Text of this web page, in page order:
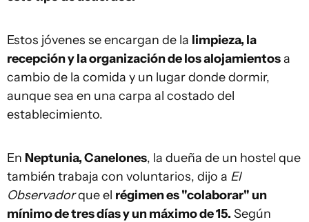
Estos jóvenes se encargan de la limpieza, la
recepción y la organización de los alojamientosa
cambio de la comida y un lugar donde dormir,
aunque sea en una carpa al costado del
establecimiento.
En Neptunia, Canelones, la dueña de un hostel que
también trabaja con voluntarios, dijo a El
Observadorque el régimen es "colaborar" un
mínimo de tres días y un máximo de 15. Según